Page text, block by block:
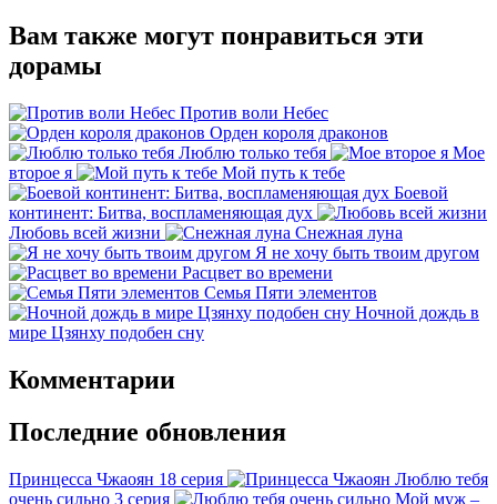
Вам также могут понравиться эти
дорамы
Против воли Небес
Орден короля драконов
Люблю только тебя
Мое
второе я
Мой путь к тебе
Боевой
континент: Битва, воспламеняющая дух
Любовь всей жизни
Снежная луна
Я не хочу быть твоим другом
Расцвет во времени
Семья Пяти элементов
Ночной дождь в
мире Цзянху подобен сну
Комментарии
Последние обновления
Принцесса Чжаоян 18 серия
Люблю тебя
очень сильно 3 серия Мой муж –